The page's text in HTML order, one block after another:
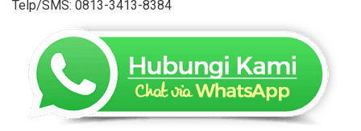
Telp/SMS: 0813-3413-8384